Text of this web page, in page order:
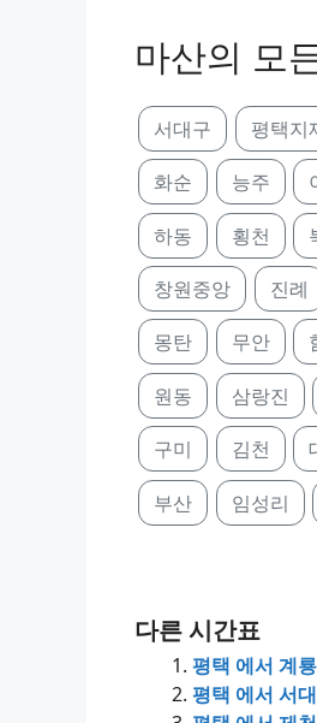
마산의 모
서대구 평택지
화순 능주
하동 횡천
창원중앙 진례
몽탄 무안
원동 삼랑진
구미 김천
부산 임성리
다른 시간표
평택 에서 계
평택 에서 서